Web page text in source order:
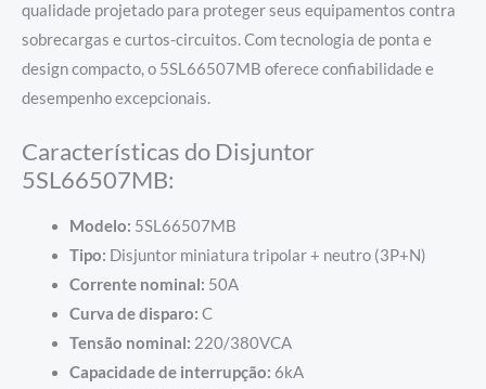
qualidade projetado para proteger seus equipamentos contra
sobrecargas e curtos-circuitos. Com tecnologia de ponta e
design compacto, o 5SL66507MB oferece confiabilidade e
desempenho excepcionais.
Características do Disjuntor
5SL66507MB:
Modelo: 5SL66507MB
Tipo: Disjuntor miniatura tripolar + neutro (3P+N)
Corrente nominal: 50A
Curva de disparo: C
Tensão nominal: 220/380VCA
Capacidade de interrupção: 6kA